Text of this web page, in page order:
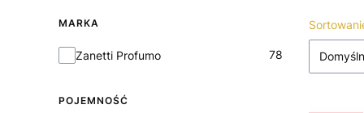
MARKA
Marka
Zanetti Profumo 78
POJEMNOŚĆ
Lista